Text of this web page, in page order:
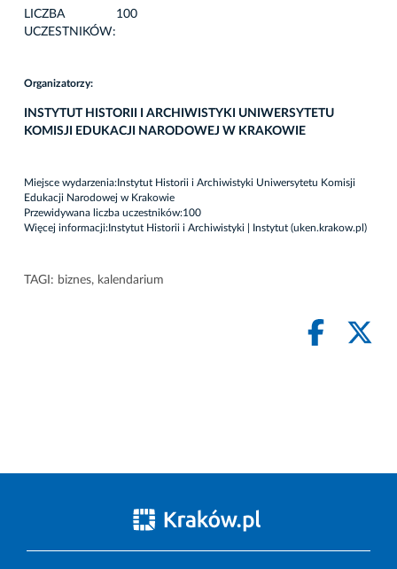
LICZBA
UCZESTNIKÓW:
100
Organizatorzy:
INSTYTUT HISTORII I ARCHIWISTYKI UNIWERSYTETU
KOMISJI EDUKACJI NARODOWEJ W KRAKOWIE
Miejsce wydarzenia:Instytut Historii i Archiwistyki Uniwersytetu Komisji
Edukacji Narodowej w Krakowie
Przewidywana liczba uczestników:100
Więcej informacji:Instytut Historii i Archiwistyki | Instytut (uken.krakow.pl)
TAGI: biznes, kalendarium